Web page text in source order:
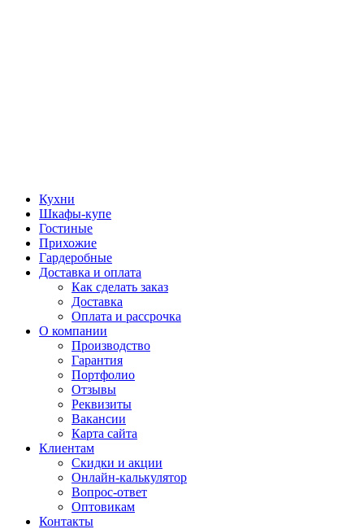
Кухни
Шкафы-купе
Гостиные
Прихожие
Гардеробные
Доставка и оплата
Как сделать заказ
Доставка
Оплата и рассрочка
О компании
Производство
Гарантия
Портфолио
Отзывы
Реквизиты
Вакансии
Карта сайта
Клиентам
Скидки и акции
Онлайн-калькулятор
Вопрос-ответ
Оптовикам
Контакты